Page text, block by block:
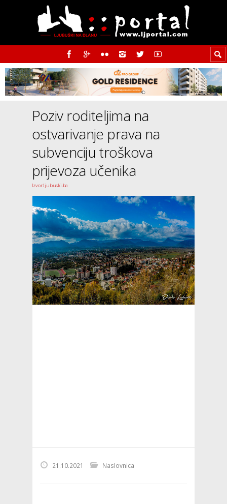
Poziv roditeljima na
ostvarivanje prava na
subvenciju troškova
prijevoza učenika
Izvor:ljubuski.ba
21.10.2021 Naslovnica